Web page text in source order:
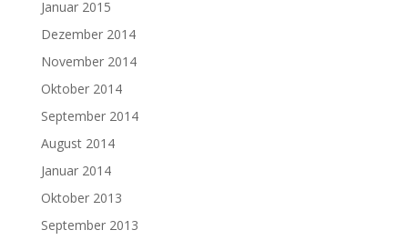
Januar 2015
Dezember 2014
November 2014
Oktober 2014
September 2014
August 2014
Januar 2014
Oktober 2013
September 2013